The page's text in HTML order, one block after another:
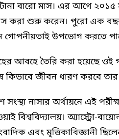
বারো মাস। এর আগে
করা শুরু করেন। পুরো এক বছর
গোপনীয়তাই উপভোগ করতে
আবহে তৈরি করা হয়েছে ওই
কিভাবে জীবন ধারণ করবে তার
সংস্থা নাসার অর্থায়নে এই
বিশ্ববিদ্যালয়। অ্যাস্ট্রো-
এবং মৃত্তিকাবিজ্ঞানী